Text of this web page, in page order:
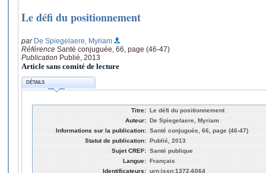
Le défi du positionnement
par De Spiegelaere, Myriam
Référence Santé conjuguée, 66, page (46-47)
Publication Publié, 2013
Article sans comité de lecture
DÉTAILS
Titre: Le défi du positionnement
Auteur: De Spiegelaere, Myriam
Informations sur la publication: Santé conjuguée, 66, page (46-47)
Statut de publication: Publié, 2013
Sujet CREF: Santé publique
Langue: Français
Identificateurs: urn:issn:1372-6064